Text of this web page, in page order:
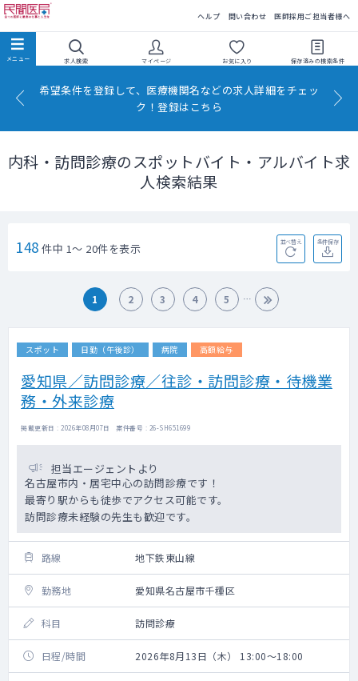
ヘルプ 問い合わせ 医師採用ご担当者様へ
求人検索 マイページ お気に入り 保存済みの検索条件
希望条件を登録して、医療機関名などの求人詳細をチェッ
ク！登録はこちら
内科・訪問診療のスポットバイト・アルバイト求
人検索結果
148 件中 1～ 20件を表示 並べ替え 条件保存
1 2 3 4 5
スポット 日勤（午後診） 病院 高額給与
愛知県／訪問診療／往診・訪問診療・待機業
務・外来診療
掲載更新日 : 2026年08月07日 案件番号 : 26-SH651699
担当エージェントより
名古屋市内・居宅中心の訪問診療です！
最寄り駅からも徒歩でアクセス可能です。
訪問診療未経験の先生も歓迎です。
路線 地下鉄東山線
勤務地 愛知県名古屋市千種区
科目 訪問診療
日程/時間 2026年8月13日（木） 13:00～18:00